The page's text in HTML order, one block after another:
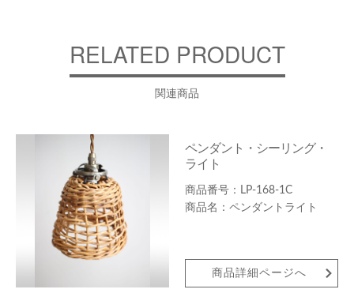
RELATED PRODUCT
関連商品
ペンダント・シーリング・
ライト
LP-168-1C
ペンダントライト
商品詳細ページへ